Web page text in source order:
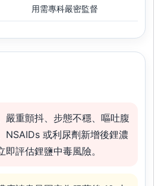
用需專科嚴密監督
嚴重顫抖、步態不穩、嘔吐腹
NSAIDs 或利尿劑新增後鋰濃
即評估鋰鹽中毒風險。